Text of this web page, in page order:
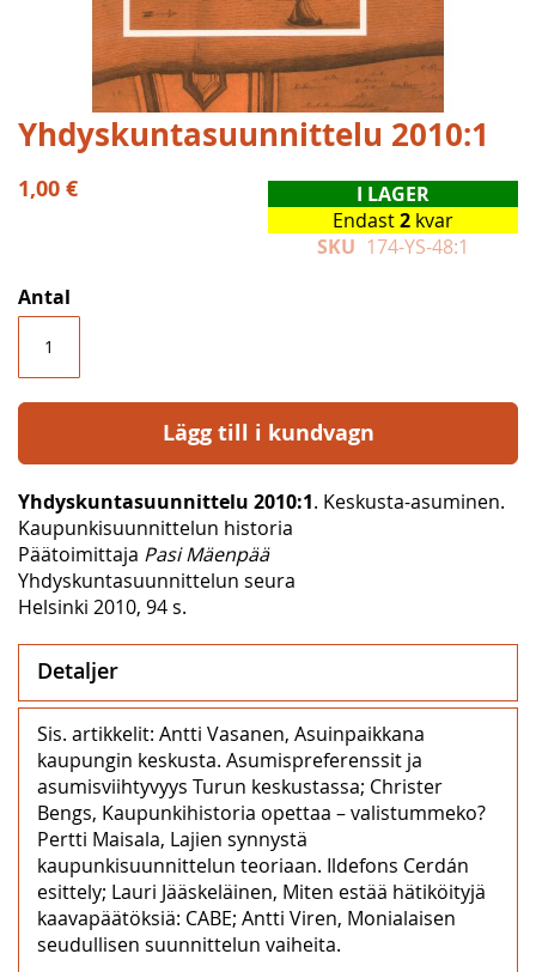
Hoppa
till
början
av
Yhdyskuntasuunnittelu 2010:1
1,00 €
I LAGER
Endast2 kvar
SKU 174-YS-48:1
Antal
Lägg till i kundvagn
Yhdyskuntasuunnittelu 2010:1. Keskusta-asuminen.
Kaupunkisuunnittelun historia
Päätoimittaja Pasi Mäenpää
Yhdyskuntasuunnittelun seura
Helsinki 2010, 94 s.
Detaljer
Sis. artikkelit: Antti Vasanen, Asuinpaikkana
kaupungin keskusta. Asumispreferenssit ja
asumisviihtyvyys Turun keskustassa; Christer
Bengs, Kaupunkihistoria opettaa – valistummeko?
Pertti Maisala, Lajien synnystä
kaupunkisuunnittelun teoriaan. Ildefons Cerdán
esittely; Lauri Jääskeläinen, Miten estää hätiköityjä
kaavapäätöksiä: CABE; Antti Viren, Monialaisen
seudullisen suunnittelun vaiheita.